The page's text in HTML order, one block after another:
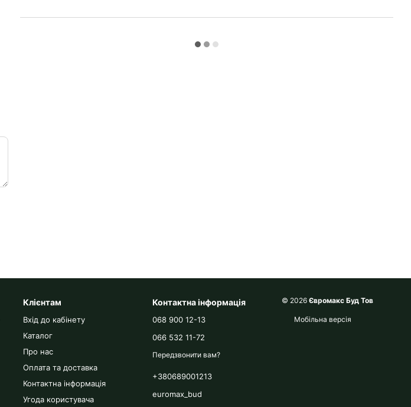
Клієнтам
Вхід до кабінету
Каталог
Про нас
Оплата та доставка
Контактна інформація
Угода користувача
Контактна інформація
068 900 12-13
066 532 11-72
Передзвонити вам?
+380689001213
euromax_bud
© 2026 Євромакс Буд Тов
Мобільна версія